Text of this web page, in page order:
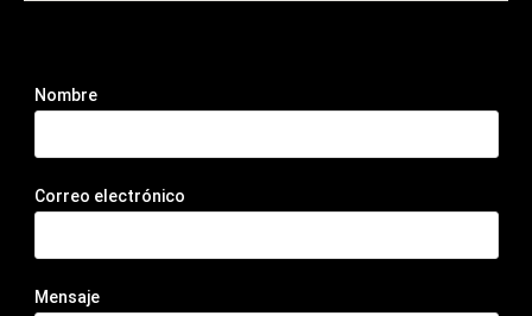
Nombre
Correo electrónico
Mensaje